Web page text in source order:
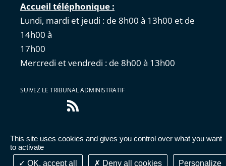
This site uses cookies and gives you control over what you want
to activate
OK, accept all
Deny all cookies Personalize
Accueil téléphonique :
Lundi, mardi et jeudi : de 8h00 à 13h00 et de
14h00 à
Mercredi et vendredi : de 8h00 à 13h00
SUIVEZ LE TRIBUNAL ADMINISTRATIF
Flux
RSS
Accessibilité : partiellement conforme
légales|Cookies Données personnelles